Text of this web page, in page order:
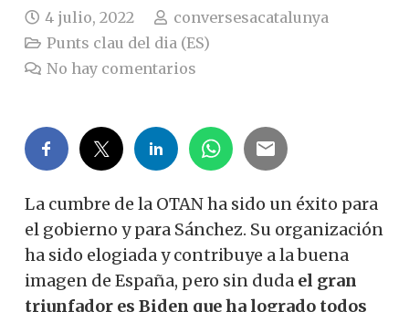
4 julio, 2022
conversesacatalunya
Punts clau del dia (ES)
No hay comentarios
La cumbre de la OTAN ha sido un éxito para
el gobierno y para Sánchez. Su organización
ha sido elogiada y contribuye a la buena
imagen de España, pero sin duda el gran
triunfador es Biden que ha logrado todos